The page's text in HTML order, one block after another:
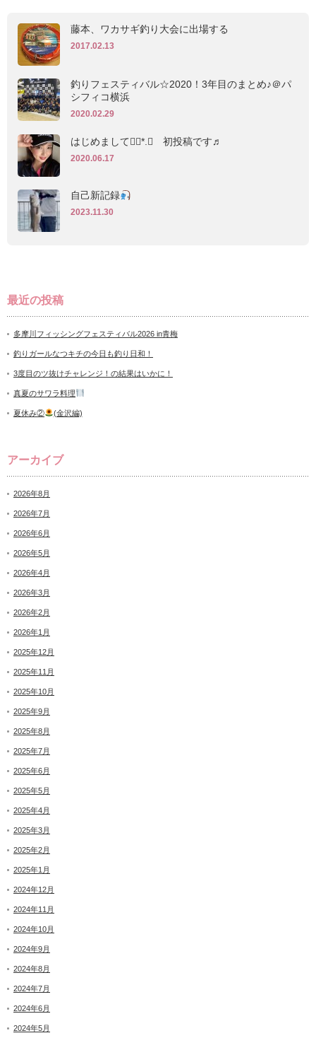
藤本、ワカサギ釣り大会に出場する
2017.02.13
釣りフェスティバル☆2020！3年目のまとめ♪＠パ
シフィコ横浜
2020.02.29
はじめまして❁⃘*.ﾟ 初投稿です♬
2020.06.17
自己新記録
2023.11.30
最近の投稿
多摩川フィッシングフェスティバル2026 in青梅
釣りガールなつキチの今日も釣り日和！
3度目のツ抜けチャレンジ！の結果はいかに！
真夏のサワラ料理
夏休み② (金沢編)
アーカイブ
2026年8月
2026年7月
2026年6月
2026年5月
2026年4月
2026年3月
2026年2月
2026年1月
2025年12月
2025年11月
2025年10月
2025年9月
2025年8月
2025年7月
2025年6月
2025年5月
2025年4月
2025年3月
2025年2月
2025年1月
2024年12月
2024年11月
2024年10月
2024年9月
2024年8月
2024年7月
2024年6月
2024年5月